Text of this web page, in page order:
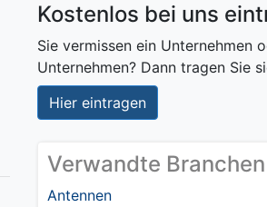
Kostenlos bei uns
Sie vermissen ein Unternehmen
Unternehmen? Dann tragen Sie
Hier eintragen
Verwandte Branchen
Antennen